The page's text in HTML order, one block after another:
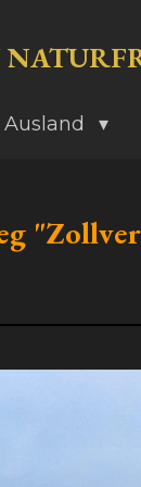
Ausland